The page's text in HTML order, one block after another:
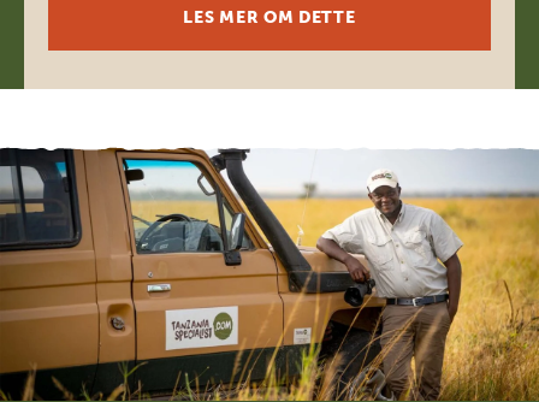
LES MER OM DETTE